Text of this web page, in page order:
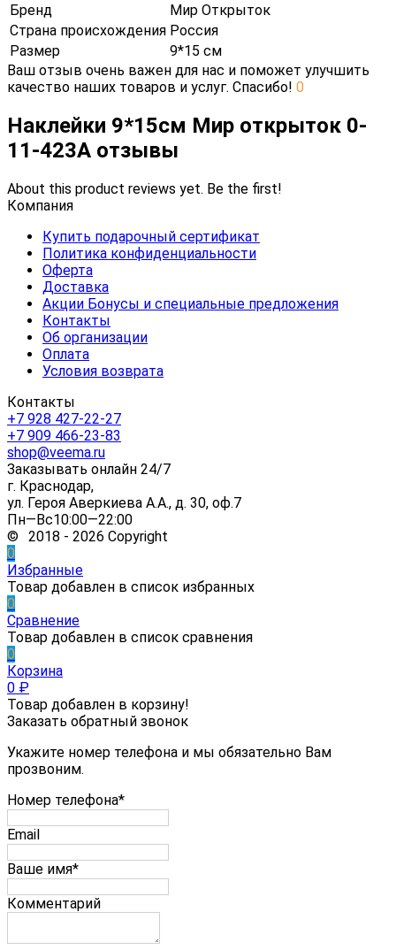
Бренд
Мир Открыток
Страна происхождения Россия
Размер
9*15 см
Ваш отзыв очень важен для нас и поможет улучшить
качество наших товаров и услуг. Спасибо! 0
Наклейки 9*15см Мир открыток 0-
11-423А отзывы
About this product reviews yet. Be the first!
Компания
Купить подарочный сертификат
Политика конфиденциальности
Оферта
Доставка
Акции Бонусы и специальные предложения
Контакты
Об организации
Оплата
Условия возврата
Контакты
+7 928 427-22-27
+7 909 466-23-83
shop@veema.ru
Заказывать онлайн 24/7
г. Краснодар,
ул. Героя Аверкиева А.А., д. 30, оф.7
Пн—Вс10:00—22:00
© 2018 - 2026 Copyright
0
Избранные
Товар добавлен в список избранных
0
Сравнение
Товар добавлен в список сравнения
0
Корзина
0 ₽
Товар добавлен в корзину!
Заказать обратный звонок
Укажите номер телефона и мы обязательно Вам
прозвоним.
Номер телефона*
Email
Ваше имя*
Комментарий